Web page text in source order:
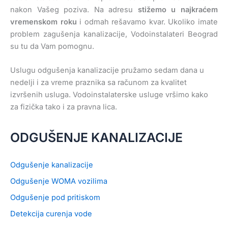
nakon Vašeg poziva. Na adresu stižemo u najkraćem
vremenskom roku i odmah rešavamo kvar. Ukoliko imate
problem zagušenja kanalizacije, Vodoinstalateri Beograd
su tu da Vam pomognu.
Uslugu odgušenja kanalizacije pružamo sedam dana u
nedelji i za vreme praznika sa računom za kvalitet
izvršenih usluga. Vodoinstalaterske usluge vršimo kako
za fizička tako i za pravna lica.
ODGUŠENJE KANALIZACIJE
Odgušenje kanalizacije
Odgušenje WOMA vozilima
Odgušenje pod pritiskom
Detekcija curenja vode